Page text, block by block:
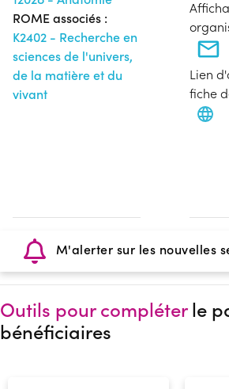
ROME associés :
K2402 - Recherche en
sciences de l'univers,
de la matière et du
vivant
Lien
fiche
M'alerter sur les nouvelles
Outils pour compléterle
bénéficiaires